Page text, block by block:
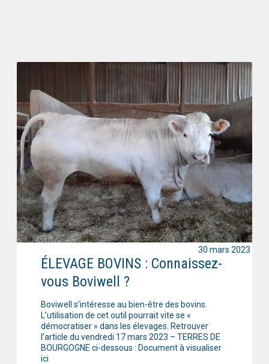
ÉLEVAGE BOVINS : Connaissez-
vous Boviwell ?
Boviwell s’intéresse au bien-être des bovins.
L’utilisation de cet outil pourrait vite se «
démocratiser » dans les élevages. Retrouver
l’article du vendredi 17 mars 2023 – TERRES DE
BOURGOGNE ci-dessous : Document à visualiser
ici
30 mars 2023